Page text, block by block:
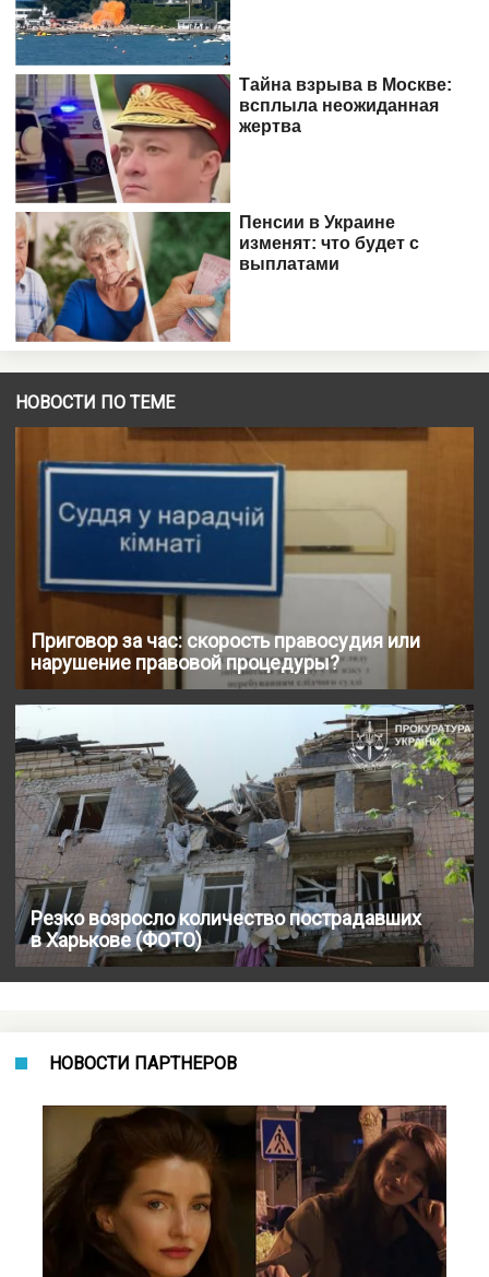
НОВОСТИ ПО ТЕМЕ
Приговор за час: скорость правосудия или
нарушение правовой процедуры?
Резко возросло количество пострадавших
в Харькове (ФОТО)
НОВОСТИ ПАРТНЕРОВ